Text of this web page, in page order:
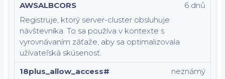
AWSALBCORS
Registruje, ktorý server-cluster obsluhuje
návštevníka. To sa používa v kontexte s
vyrovnávaním záťaže, aby sa optimalizovala
užívateľská skúsenosť.
6 dnů
18plus_allow_access#
neznámý